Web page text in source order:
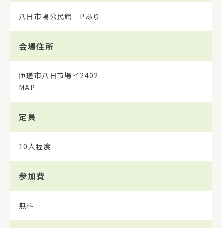
八日市場公民館 Pあり
会場住所
匝瑳市八日市場イ2402
MAP
定員
10人程度
参加費
無料